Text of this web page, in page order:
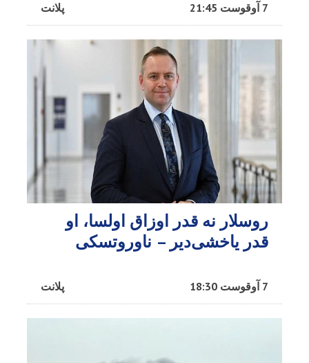
پلانت 7 آوقوست 21:45
روسلار نه قدر اوزاق اولسا، او
قدر یاخشی‌دیر – ناوروتسکی
پلانت 7 آوقوست 18:30